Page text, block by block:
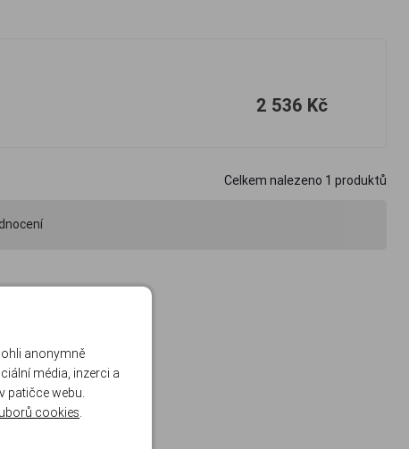
2 536 Kč
Celkem nalezeno 1 produktů
anonymně
média, inzerci a
patičce webu.
cookies.